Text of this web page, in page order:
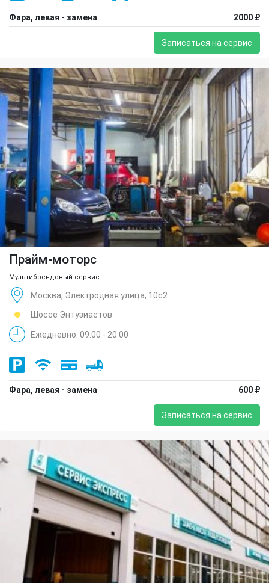
Фара, левая - замена 2000 ₽
Записаться на сервис
Прайм-моторс
Мультибрендовый сервис
Москва, Электродная улица, 10с2
Шоссе Энтузиастов
Ежедневно: 09:00 - 20:00
Фара, левая - замена 600 ₽
Записаться на сервис